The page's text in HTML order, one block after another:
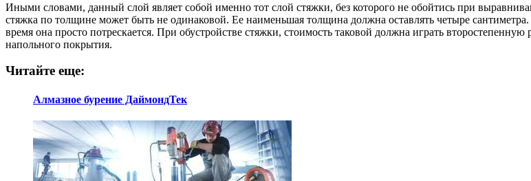
Иными словами, данный слой являет собой именно тот слой стяжки, без которого не обойтись при
стяжка по толщине может быть не одинаковой. Ее наименьшая толщина должна оставлять четыре
время она просто потрескается. При обустройстве стяжки, стоимость таковой должна играть
напольного покрытия.
Читайте еще:
Алмазное бурение ДаймондТек